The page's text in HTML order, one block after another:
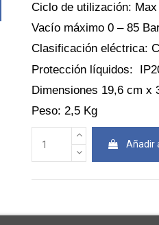
Ciclo de utilización:
Vacío máximo 0 – 85
Clasificación eléctrica:
Protección líquidos:
Dimensiones 19,6 cm x
Peso: 2,5 Kg
Añadir